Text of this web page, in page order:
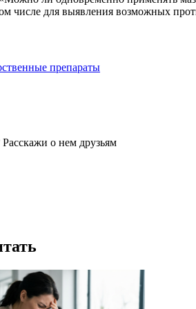
числе для выявления возможных
препараты
о нем друзьям